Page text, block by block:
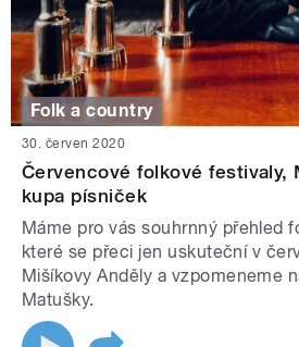
Folk a country
30. červen 2020
Červencové folkové festivaly,
kupa písniček
Máme pro vás souhrnný přehled
které se přeci jen uskuteční v
Mišíkovy Anděly a vzpomeneme
Matušky.